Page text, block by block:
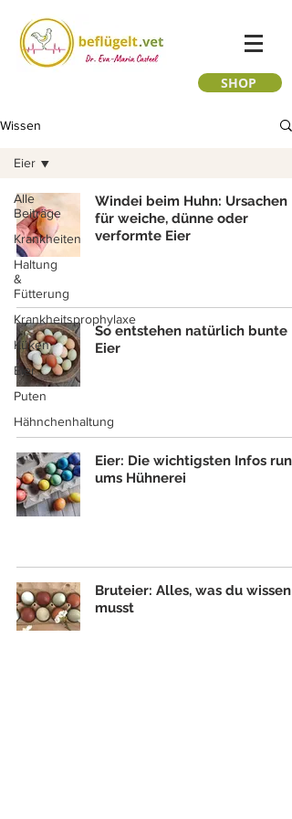
SHOP
Wissen
Alle
Beiträge
Krankheiten
Haltung
&
Fütterung
Krankheitsprophylaxe
Küken
Eier
Puten
Hähnchenhaltung
Eier
Windei beim Huhn: Ursachen
für weiche, dünne oder
verformte Eier
So entstehen natürlich bunte
Eier
Eier: Die wichtigsten Infos rund
ums Hühnerei
Bruteier: Alles, was du wissen
musst